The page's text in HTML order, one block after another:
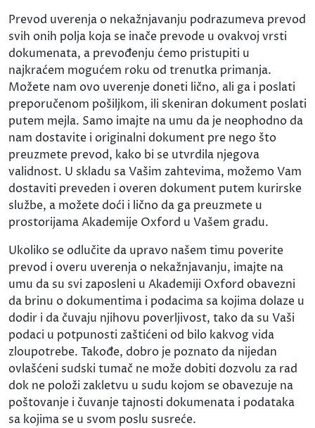
Prevod uverenja o nekažnjavanju podrazumeva prevod
svih onih polja koja se inače prevode u ovakvoj vrsti
dokumenata, a prevođenju ćemo pristupiti u
najkraćem mogućem roku od trenutka primanja.
Možete nam ovo uverenje doneti lično, ali ga i poslati
preporučenom pošiljkom, ili skeniran dokument poslati
putem mejla. Samo imajte na umu da je neophodno da
nam dostavite i originalni dokument pre nego što
preuzmete prevod, kako bi se utvrdila njegova
validnost. U skladu sa Vašim zahtevima, možemo Vam
dostaviti preveden i overen dokument putem kurirske
službe, a možete doći i lično da ga preuzmete u
prostorijama Akademije Oxford u Vašem gradu.
Ukoliko se odlučite da upravo našem timu poverite
prevod i overu uverenja o nekažnjavanju, imajte na
umu da su svi zaposleni u Akademiji Oxford obavezni
da brinu o dokumentima i podacima sa kojima dolaze u
dodir i da čuvaju njihovu poverljivost, tako da su Vaši
podaci u potpunosti zaštićeni od bilo kakvog vida
zloupotrebe. Takođe, dobro je poznato da nijedan
ovlašćeni sudski tumač ne može dobiti dozvolu za rad
dok ne položi zakletvu u sudu kojom se obavezuje na
poštovanje i čuvanje tajnosti dokumenata i podataka
sa kojima se u svom poslu susreće.